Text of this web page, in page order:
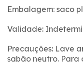
Embalagem: saco
Validade:
Precauções: Lave
sabão neutro. Para